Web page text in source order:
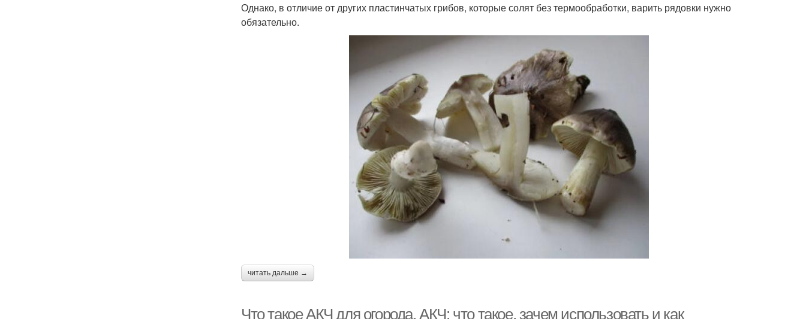
Однако, в отличие от других пластинчатых грибов, которые солят без термообработки, варить рядовки нужно
обязательно.
читать дальше →
Что такое АКЧ для огорода. АКЧ: что такое, зачем использовать и как